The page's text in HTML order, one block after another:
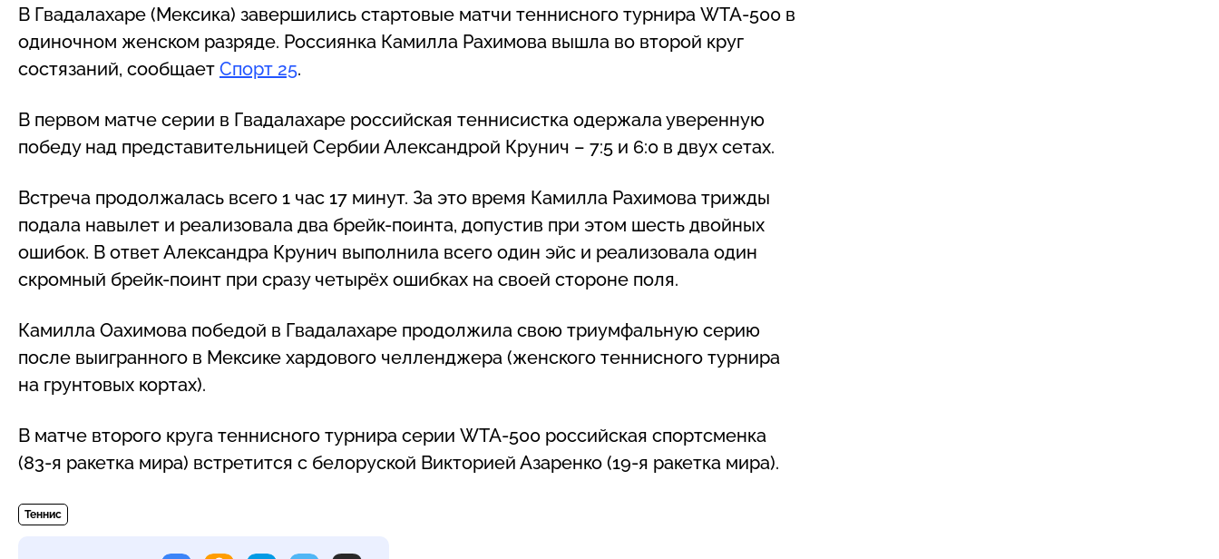
В Гвадалахаре (Мексика) завершились стартовые матчи теннисного турнира WTA-500 в
одиночном женском разряде. Россиянка Камилла Рахимова вышла во второй круг
состязаний, сообщает Спорт 25.
В первом матче серии в Гвадалахаре российская теннисистка одержала уверенную
победу над представительницей Сербии Александрой Крунич – 7:5 и 6:0 в двух сетах.
Встреча продолжалась всего 1 час 17 минут. За это время Камилла Рахимова трижды
подала навылет и реализовала два брейк-поинта, допустив при этом шесть двойных
ошибок. В ответ Александра Крунич выполнила всего один эйс и реализовала один
скромный брейк-поинт при сразу четырёх ошибках на своей стороне поля.
Камилла Оахимова победой в Гвадалахаре продолжила свою триумфальную серию
после выигранного в Мексике хардового челленджера (женского теннисного турнира
на грунтовых кортах).
В матче второго круга теннисного турнира серии WTA-500 российская спортсменка
(83-я ракетка мира) встретится с белоруской Викторией Азаренко (19-я ракетка мира).
Теннис